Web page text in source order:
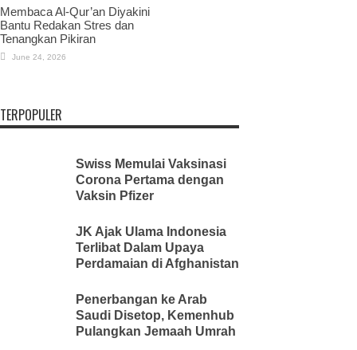
Membaca Al-Qur’an Diyakini
Bantu Redakan Stres dan
Tenangkan Pikiran
June 24, 2026
TERPOPULER
Swiss Memulai Vaksinasi
Corona Pertama dengan
Vaksin Pfizer
JK Ajak Ulama Indonesia
Terlibat Dalam Upaya
Perdamaian di Afghanistan
Penerbangan ke Arab
Saudi Disetop, Kemenhub
Pulangkan Jemaah Umrah